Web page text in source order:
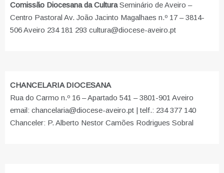
Comissão Diocesana da CulturaSeminário de Aveiro –
Centro Pastoral Av. João Jacinto Magalhaes n.º 17 – 3814-
506 Aveiro 234 181 293 cultura@diocese-aveiro.pt
CHANCELARIA DIOCESANA
Rua do Carmo n.º 16 – Apartado 541 – 3801-901 Aveiro
email: chancelaria@diocese-aveiro.pt | telf.: 234 377 140
Chanceler: P. Alberto Nestor Camões Rodrigues Sobral